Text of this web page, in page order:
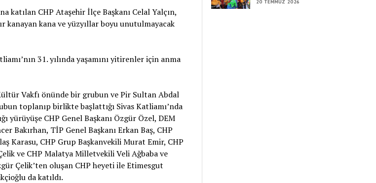
katılan CHP Ataşehir İlçe Başkanı Celal Yalçın,
kanayan kana ve yüzyıllar boyu unutulmayacak
31. yılında yaşamını yitirenler için anma
Vakfı önünde bir grubun ve Pir Sultan Abdal
toplanıp birlikte başlattığı Sivas Katliamı’nda
yürüyüşe CHP Genel Başkanı Özgür Özel, DEM
Bakırhan, TİP Genel Başkanı Erkan Baş, CHP
Karasu, CHP Grup Başkanvekili Murat Emir, CHP
ve CHP Malatya Milletvekili Veli Ağbaba ve
Çelik’ten oluşan CHP heyeti ile Etimesgut
da katıldı.
20 TEMMUZ 2026